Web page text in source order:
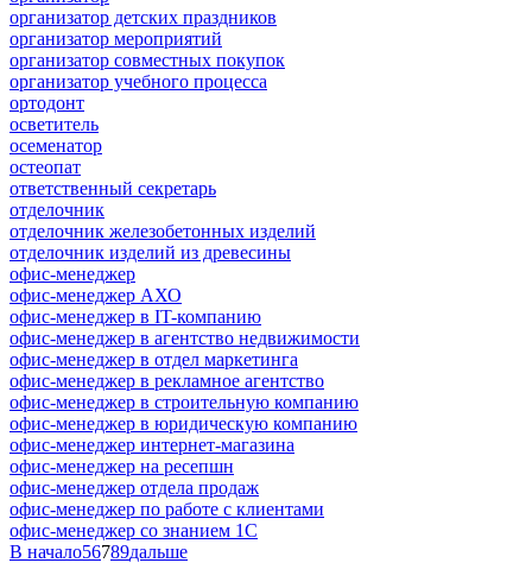
организатор детских праздников
организатор мероприятий
организатор совместных покупок
организатор учебного процесса
ортодонт
осветитель
осеменатор
остеопат
ответственный секретарь
отделочник
отделочник железобетонных изделий
отделочник изделий из древесины
офис-менеджер
офис-менеджер АХО
офис-менеджер в IT-компанию
офис-менеджер в агентство недвижимости
офис-менеджер в отдел маркетинга
офис-менеджер в рекламное агентство
офис-менеджер в строительную компанию
офис-менеджер в юридическую компанию
офис-менеджер интернет-магазина
офис-менеджер на ресепшн
офис-менеджер отдела продаж
офис-менеджер по работе с клиентами
офис-менеджер со знанием 1С
В начало56789дальше